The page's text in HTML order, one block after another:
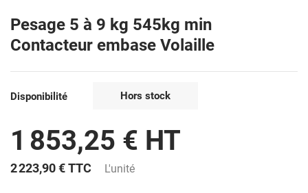
Pesage 5 à 9 kg 545kg min
Contacteur embase Volaille
Disponibilité Hors stock
1 853,25 € HT
2 223,90 €TTC L'unité